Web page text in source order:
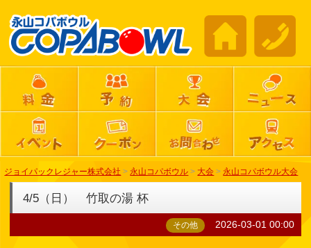
ジョイパックレジャー株式会社 > 永山コパボウル > 大会 > 永山コパボウル大会
4/5（日） 竹取の湯 杯
その他 2026-03-01 00:00